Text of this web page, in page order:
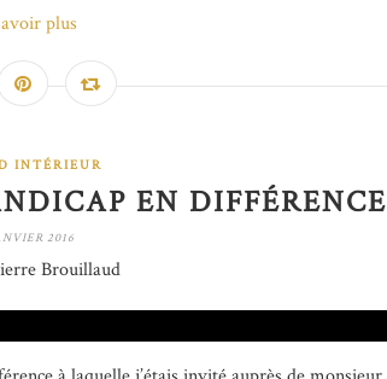
plus
INTÉRIEUR
EN DIFFÉRENCE
2016
Brouillaud